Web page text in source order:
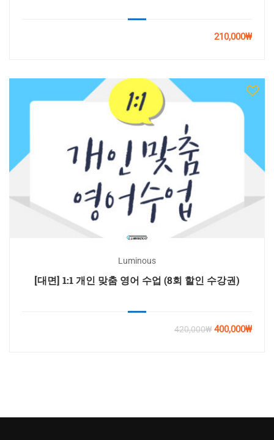
210,000₩
Luminous
[대면] 1:1 개인 맞춤 영어 수업 (8회 할인 수강권)
420,000₩ 400,000₩